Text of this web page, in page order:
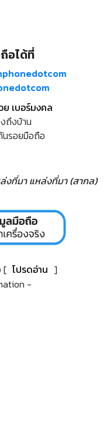
อได้ที่
ย เบอร์มงคล
ถึงบ้าน
รอยมือถือ
งที่มา แหล่งที่มา (สากล)
[ โปรดอ่าน ]
-